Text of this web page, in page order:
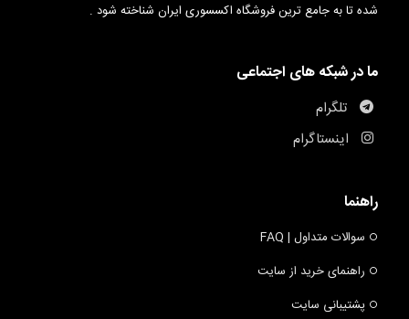
شده تا به جامع ترین فروشگاه اکسسوری ایران شناخته شود .
ما در شبکه های اجتماعی
تلگرام
اینستاگرام
راهنما
سوالات متداول | FAQ
راهنمای خرید از سایت
پشتیبانی سایت